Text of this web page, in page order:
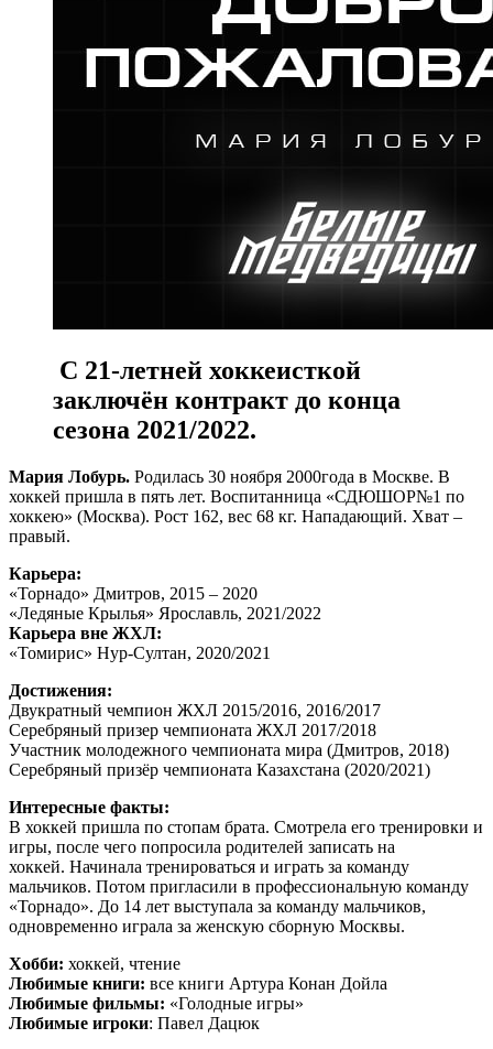
С 21-летней хоккеисткой
заключён контракт до конца
сезона 2021/2022.
Мария Лобурь. Родилась 30 ноября 2000года в Москве. В
хоккей пришла в пять лет. Воспитанница «СДЮШОР№1 по
хоккею» (Москва). Рост 162, вес 68 кг. Нападающий. Хват –
правый.
Карьера:
«Торнадо» Дмитров, 2015 – 2020
«Ледяные Крылья» Ярославль, 2021/2022
Карьера вне ЖХЛ:
«Томирис» Нур-Султан, 2020/2021
Достижения:
Двукратный чемпион ЖХЛ 2015/2016, 2016/2017
Серебряный призер чемпионата ЖХЛ 2017/2018
Участник молодежного чемпионата мира (Дмитров, 2018)
Серебряный призёр чемпионата Казахстана (2020/2021)
Интересные факты:
В хоккей пришла по стопам брата. Смотрела его тренировки и
игры, после чего попросила родителей записать на
хоккей. Начинала тренироваться и играть за команду
мальчиков. Потом пригласили в профессиональную команду
«Торнадо». До 14 лет выступала за команду мальчиков,
одновременно играла за женскую сборную Москвы.
Хобби: хоккей, чтение
Любимые книги: все книги Артура Конан Дойла
Любимые фильмы: «Голодные игры»
Любимые игроки: Павел Дацюк